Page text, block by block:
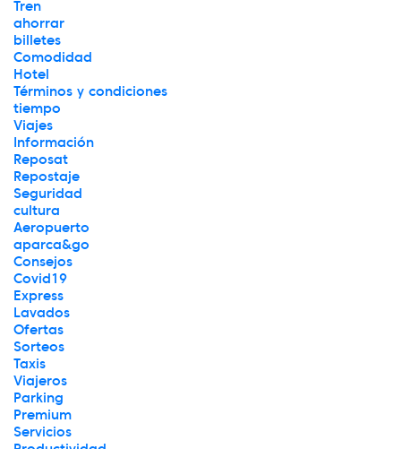
Tren
ahorrar
billetes
Comodidad
Hotel
Términos y condiciones
tiempo
Viajes
Información
Reposat
Repostaje
Seguridad
cultura
Aeropuerto
aparca&go
Consejos
Covid19
Express
Lavados
Ofertas
Sorteos
Taxis
Viajeros
Parking
Premium
Servicios